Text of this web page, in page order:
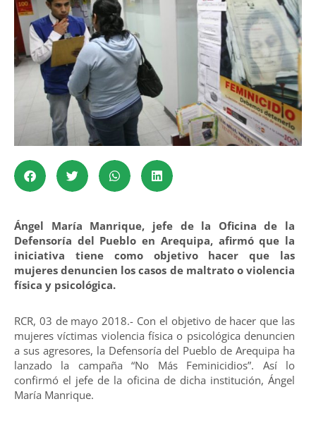
Ángel María Manrique, jefe de la Oficina de la
Defensoría del Pueblo en Arequipa, afirmó que la
iniciativa tiene como objetivo hacer que las
mujeres denuncien los casos de maltrato o violencia
física y psicológica.
RCR, 03 de mayo 2018.- Con el objetivo de hacer que las
mujeres víctimas violencia física o psicológica denuncien
a sus agresores, la Defensoría del Pueblo de Arequipa ha
lanzado la campaña “No Más Feminicidios”. Así lo
confirmó el jefe de la oficina de dicha institución, Ángel
María Manrique.